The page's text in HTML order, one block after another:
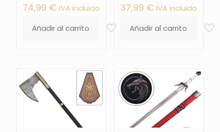
74,99 € IVA incluido
Añadir al carrito
37,99 € IVA incluido
Añadir al carrito